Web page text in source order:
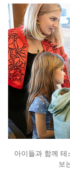
아이들과 함께
보